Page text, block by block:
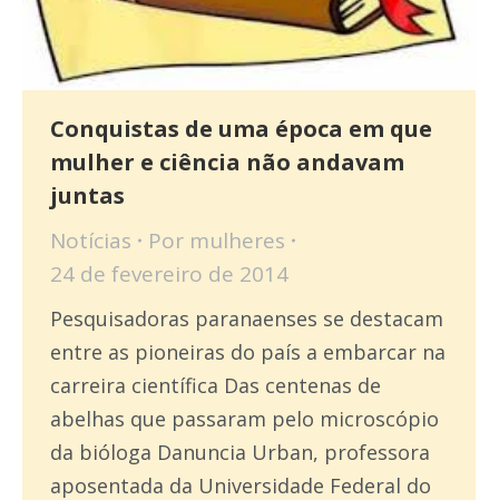
Conquistas de uma época em que
mulher e ciência não andavam
juntas
Notícias Por mulheres
24 de fevereiro de 2014
Pesquisadoras paranaenses se destacam
entre as pioneiras do país a embarcar na
carreira científica Das centenas de
abelhas que passaram pelo microscó­­pio
da bióloga Danuncia Urban, professora
aposentada da Universidade Federal do